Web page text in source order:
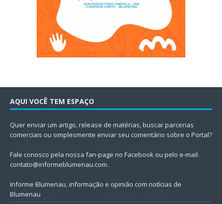
AQUI VOCÊ TEM ESPAÇO
Quer enviar um artigo, release de matérias, buscar parcerias
comerciais ou simplesmente enviar seu comentário sobre o Portal?
Fale conosco pela nossa fan-page no Facebook ou pelo e-mail:
contato@informeblumenau.com.
Informe Blumenau, informação e opinião com notícias de
Blumenau